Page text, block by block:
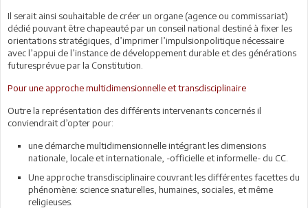
Il serait ainsi souhaitable de créer un organe (agence ou commissariat)
dédié pouvant être chapeauté par un conseil national destiné à fixer les
orientations stratégiques, d’imprimer l’impulsionpolitique nécessaire
avec l’appui de l’instance de développement durable et des générations
futuresprévue par la Constitution.
Pour une approche multidimensionnelle et transdisciplinaire
Outre la représentation des différents intervenants concernés il
conviendrait d’opter pour:
une démarche multidimensionnelle intégrant les dimensions
nationale, locale et internationale, -officielle et informelle- du CC.
Une approche transdisciplinaire couvrant les différentes facettes du
phénomène: science snaturelles, humaines, sociales, et même
religieuses.